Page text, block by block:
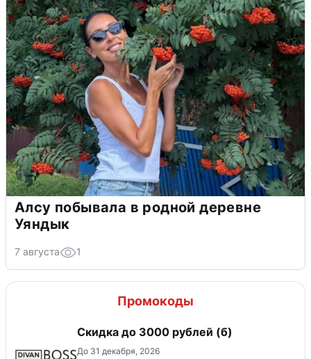
Алсу побывала в родной деревне
Уяндык
7 августа 1
Промокоды
Скидка до 3000 рублей (б)
До 31 декабря, 2026